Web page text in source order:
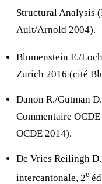
Structural Analysis
Ault/Arnold 2004).
Blumenstein E./
Zurich 2016 (cité
Danon R./Gutman
Commentaire
OCDE 2014).
De Vries Reilingh
intercantonale, 2e